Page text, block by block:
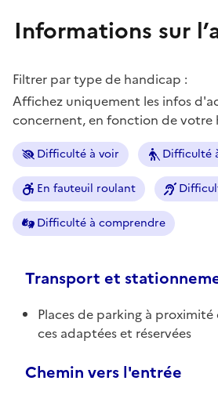
Informations sur
Filtrer par type de handicap :
Affichez uniquement les infos
concernent, en fonction de votre
Difficulté à voir Difficulté
En fauteuil roulant
Difficulté à comprendre
Transport et
Places de parking à
ces adaptées et réservées
Chemin vers l'entrée